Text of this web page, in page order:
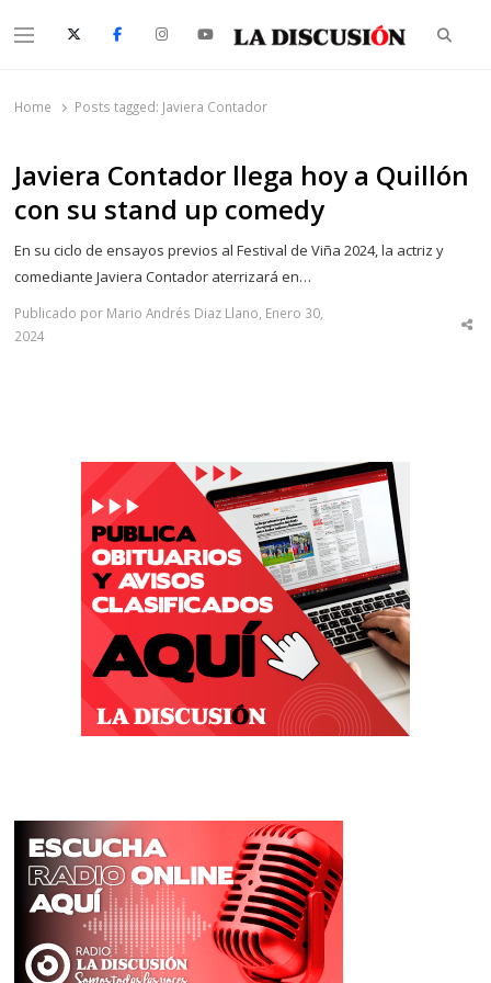
Menu
Home Posts tagged: Javiera Contador
Javiera Contador llega hoy a Quillón
con su stand up comedy
En su ciclo de ensayos previos al Festival de Viña 2024, la actriz y
comediante Javiera Contador aterrizará en…
Publicado por Mario Andrés Diaz Llano, Enero 30,
2024